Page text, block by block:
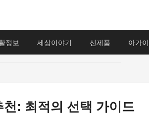
정보 세상이야기 신제품 아가
: 최적의 선택 가이드